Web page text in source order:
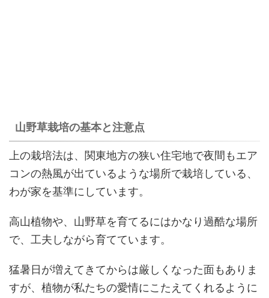
山野草栽培の基本と注意点
上の栽培法は、関東地方の狭い住宅地で夜間もエア
コンの熱風が出ているような場所で栽培している、
わが家を基準にしています。
高山植物や、山野草を育てるにはかなり過酷な場所
で、工夫しながら育てています。
猛暑日が増えてきてからは厳しくなった面もありま
すが、植物が私たちの愛情にこたえてくれるように